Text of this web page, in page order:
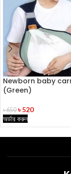
Newborn baby
(Green)
৳650 ৳520
অর্ডার করুন